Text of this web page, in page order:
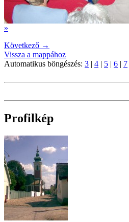
»
Következő →
Vissza a mappához
Automatikus böngészés: 3 | 4 | 5 | 6 | 7
Profilkép